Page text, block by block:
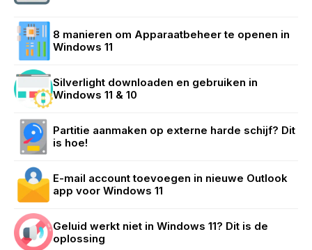
8 manieren om Apparaatbeheer te openen in
Windows 11
Silverlight downloaden en gebruiken in
Windows 11 & 10
Partitie aanmaken op externe harde schijf? Dit
is hoe!
E-mail account toevoegen in nieuwe Outlook
app voor Windows 11
Geluid werkt niet in Windows 11? Dit is de
oplossing